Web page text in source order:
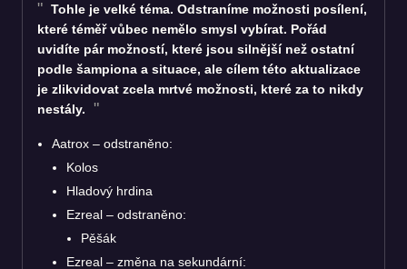
Tohle je velké téma. Odstraníme možnosti posílení,
které téměř vůbec nemělo smysl vybírat. Pořád
uvidíte pár možností, které jsou silnější než ostatní
podle šampiona a situace, ale cílem této aktualizace
je zlikvidovat zcela mrtvé možnosti, které za to nikdy
nestály.
Aatrox – odstraněno:
Kolos
Hladový hrdina
Ezreal – odstraněno:
Pěšák
Ezreal – změna na sekundární: